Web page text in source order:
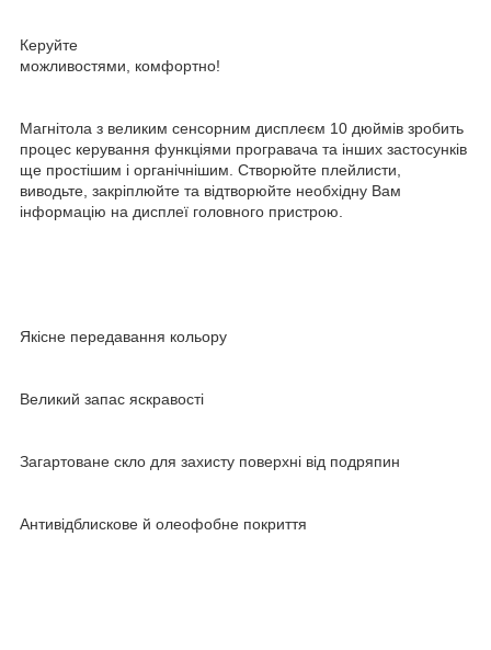
Керуйте
можливостями, комфортно!
Магнітола з великим сенсорним дисплеєм 10 дюймів зробить
процес керування функціями програвача та інших застосунків
ще простішим і органічнішим. Створюйте плейлисти,
виводьте, закріплюйте та відтворюйте необхідну Вам
інформацію на дисплеї головного пристрою.
Якісне передавання кольору
Великий запас яскравості
Загартоване скло для захисту поверхні від подряпин
Антивідблискове й олеофобне покриття